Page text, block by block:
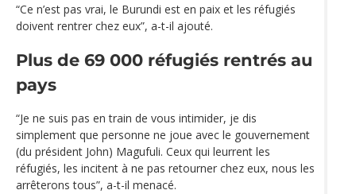
“Ce n’est pas vrai, le Burundi est en paix et les réfugiés
doivent rentrer chez eux”, a-t-il ajouté.
Plus de 69 000 réfugiés rentrés au
pays
“Je ne suis pas en train de vous intimider, je dis
simplement que personne ne joue avec le gouvernement
(du président John) Magufuli. Ceux qui leurrent les
réfugiés, les incitent à ne pas retourner chez eux, nous les
arrêterons tous”, a-t-il menacé.